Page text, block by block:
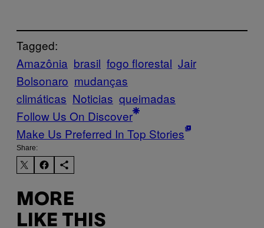
Tagged:
Amazônia brasil fogo florestal Jair
Bolsonaro mudanças
climáticas Noticias queimadas
Follow Us On Discover
Make Us Preferred In Top Stories
Share:
MORE
LIKE THIS